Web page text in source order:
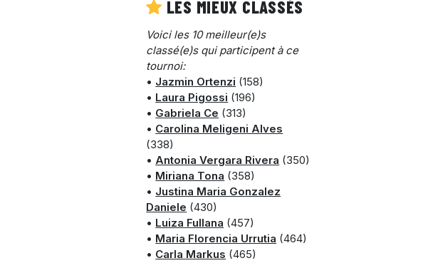
LES MIEUX CLASSÉS
Voici les 10 meilleur(e)s
classé(e)s qui participent à ce
tournoi:
• Jazmin Ortenzi (158)
• Laura Pigossi (196)
• Gabriela Ce (313)
• Carolina Meligeni Alves
(338)
• Antonia Vergara Rivera (350)
• Miriana Tona (358)
• Justina Maria Gonzalez
Daniele (430)
• Luiza Fullana (457)
• Maria Florencia Urrutia (464)
• Carla Markus (465)